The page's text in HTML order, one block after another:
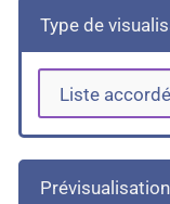
Type de
Prévisualisation